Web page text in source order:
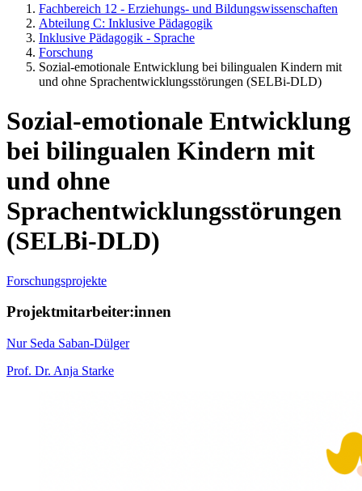
Fachbereich 12 - Erziehungs- und Bildungswissenschaften
Abteilung C: Inklusive Pädagogik
Inklusive Pädagogik - Sprache
Forschung
Sozial-emotionale Entwicklung bei bilingualen Kindern mit
und ohne Sprachentwicklungsstörungen (SELBi-DLD)
Sozial-emotionale Entwicklung
bei bilingualen Kindern mit
und ohne
Sprachentwicklungsstörungen
(SELBi-DLD)
Forschungsprojekte
Projektmitarbeiter:innen
Nur Seda Saban-Dülger
Prof. Dr. Anja Starke